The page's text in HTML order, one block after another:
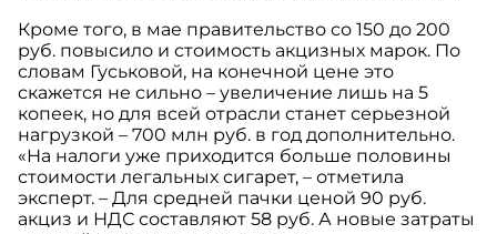
Кроме того, в мае правительство со 150 до 200
руб. повысило и стоимость акцизных марок. По
словам Гуськовой, на конечной цене это
скажется не сильно – увеличение лишь на 5
копеек, но для всей отрасли станет серьезной
нагрузкой – 700 млн руб. в год дополнительно.
«На налоги уже приходится больше половины
стоимости легальных сигарет, – отметила
эксперт. – Для средней пачки ценой 90 руб.
акциз и НДС составляют 58 руб. А новые затраты